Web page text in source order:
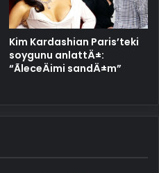
Kim Kardashian Paris’teki
soygunu anlattÄ±:
“ÃleceÄimi sandÄ±m”